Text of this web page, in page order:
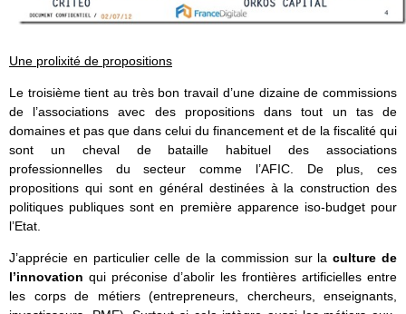
Une prolixité de propositions
Le troisième tient au très bon travail d’une dizaine de commissions
de l’associations avec des propositions dans tout un tas de
domaines et pas que dans celui du financement et de la fiscalité qui
sont un cheval de bataille habituel des associations
professionnelles du secteur comme l’AFIC. De plus, ces
propositions qui sont en général destinées à la construction des
politiques publiques sont en première apparence iso-budget pour
l’Etat.
J’apprécie en particulier celle de la commission sur laculture de
l’innovation qui préconise d’abolir les frontières artificielles entre
les corps de métiers (entrepreneurs, chercheurs, enseignants,